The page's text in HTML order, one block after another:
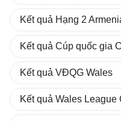
Kết quả Hạng 2
Kết quả Cúp quốc gia
Kết quả VĐQG Wales
Kết quả Wales League